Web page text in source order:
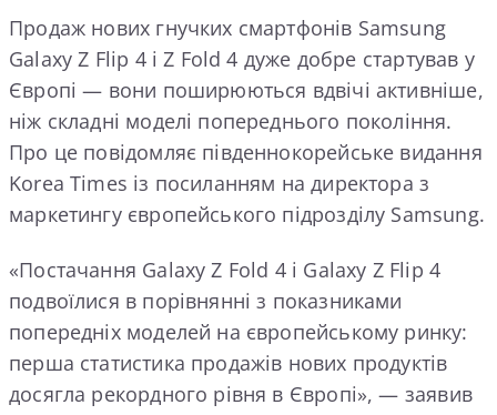
Продаж нових гнучких смартфонів Samsung
Galaxy Z Flip 4 і Z Fold 4 дуже добре стартував у
Європі — вони поширюються вдвічі активніше,
ніж складні моделі попереднього покоління.
Про це повідомляє південнокорейське видання
Korea Times із посиланням на директора з
маркетингу європейського підрозділу Samsung.
«Постачання Galaxy Z Fold 4 і Galaxy Z Flip 4
подвоїлися в порівнянні з показниками
попередніх моделей на європейському ринку:
перша статистика продажів нових продуктів
досягла рекордного рівня в Європі», — заявив